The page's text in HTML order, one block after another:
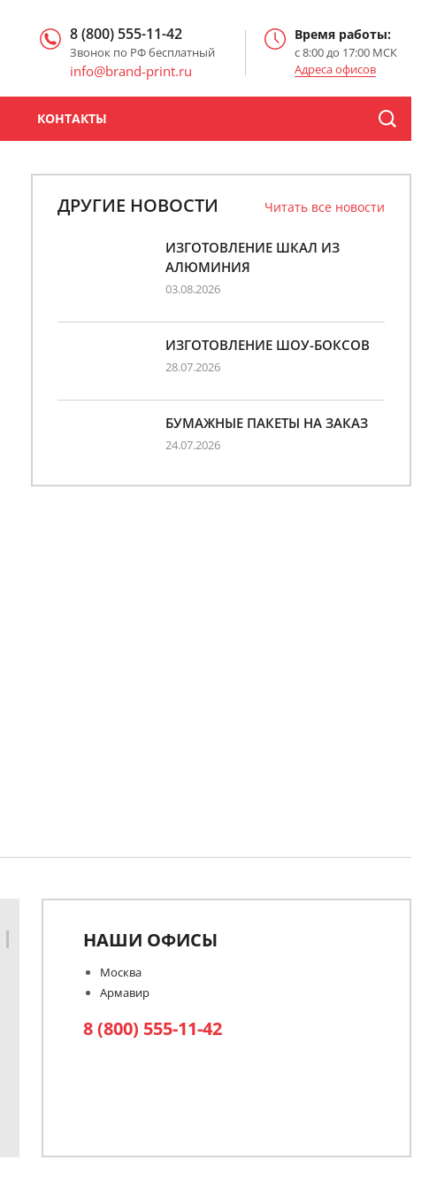
8 (800) 555-11-42
Звонок по РФ бесплатный
info@brand-print.ru
Время работы:
с 8:00 до 17:00 МСК
Адреса офисов
КОНТАКТЫ
ДРУГИЕ НОВОСТИ Читать все новости
ИЗГОТОВЛЕНИЕ ШКАЛ ИЗ
АЛЮМИНИЯ
03.08.2026
ИЗГОТОВЛЕНИЕ ШОУ-БОКСОВ
28.07.2026
БУМАЖНЫЕ ПАКЕТЫ НА ЗАКАЗ
24.07.2026
НАШИ ОФИСЫ
Москва
Армавир
8 (800) 555-11-42